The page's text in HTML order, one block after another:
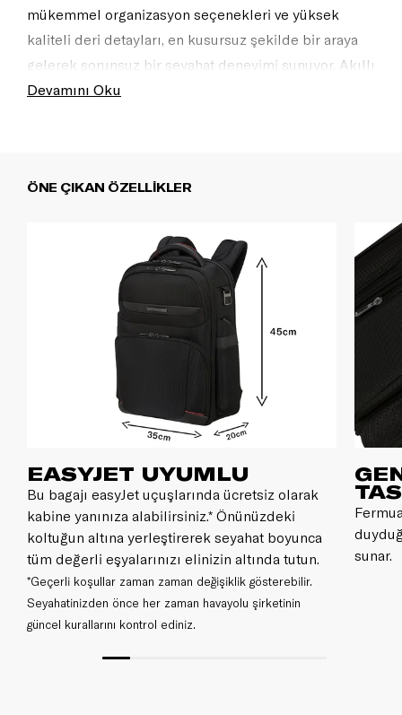
mükemmel organizasyon seçenekleri ve yüksek
kaliteli deri detayları, en kusursuz şekilde bir araya
gelerek sorunsuz bir seyahat deneyimi sunuyor. Akıllı
sırt çantalarından şık valizlere ve uyumlu cüzdanlara
Devamını Oku
ÖNE ÇIKAN ÖZELLİKLER
EASYJET UYUMLU
Bu bagajı easyJet uçuşlarında ücretsiz olarak
kabine yanınıza alabilirsiniz.* Önünüzdeki
koltuğun altına yerleştirerek seyahat boyunca
tüm değerli eşyalarınızı elinizin altında tutun.
*Geçerli koşullar zaman zaman değişiklik gösterebilir.
Seyahatinizden önce her zaman havayolu şirketinin
güncel kurallarını kontrol ediniz.
sunar.